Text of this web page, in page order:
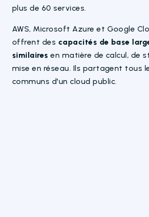
plus de 60 services.
AWS, Microsoft Azure et Google
offrent des capacités de base
similaires en matière de calcul, de
mise en réseau. Ils partagent tous
communs d'un cloud public.